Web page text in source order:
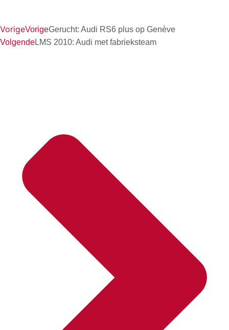
VorigeVorigeGerucht: Audi RS6 plus op Genève
VolgendeLMS 2010: Audi met fabrieksteam